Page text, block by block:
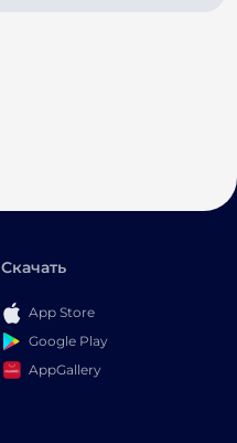
Скачать
App Store
Google Play
AppGallery